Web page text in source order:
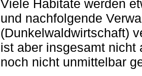
Viele Habitate werden
und nachfolgende
(Dunkelwaldwirtschaft)
ist aber insgesamt nicht
noch nicht unmittelbar